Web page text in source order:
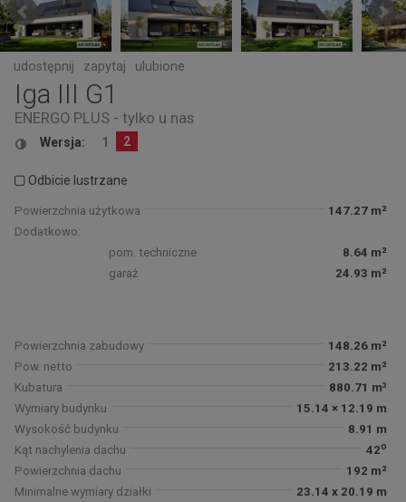
udostępnij zapytaj ulubione
Iga III G1
ENERGO PLUS - tylko u nas
Wersja: 1 2
Odbicie lustrzane
Powierzchnia użytkowa
147.27 m²
Dodatkowo:
pom. techniczne
8.64 m²
garaż
24.93 m²
Powierzchnia zabudowy
148.26 m²
Pow. netto
213.22 m²
Kubatura
880.71 m³
Wymiary budynku
15.14 × 12.19 m
Wysokość budynku
8.91 m
Kąt nachylenia dachu
42o
Powierzchnia dachu
192 m²
Minimalne wymiary działki
23.14 x 20.19 m